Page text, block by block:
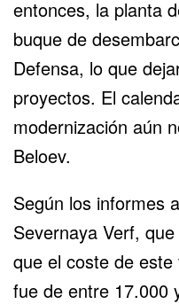
entonces, la planta
buque de
Defensa, lo que
proyectos. El
modernización aún
Beloev.
Según los informes
Severnaya Verf,
que el coste de
fue de entre 17.000